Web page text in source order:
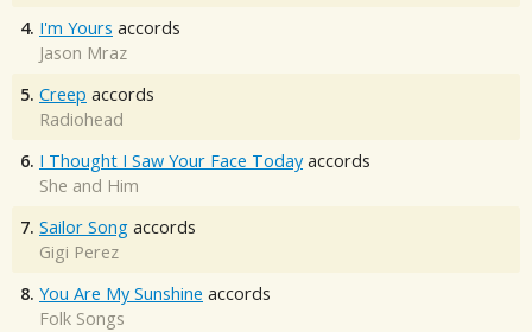
4. I'm Yours accords
Jason Mraz
5. Creep accords
Radiohead
6. I Thought I Saw Your Face Today accords
She and Him
7. Sailor Song accords
Gigi Perez
8. You Are My Sunshine accords
Folk Songs